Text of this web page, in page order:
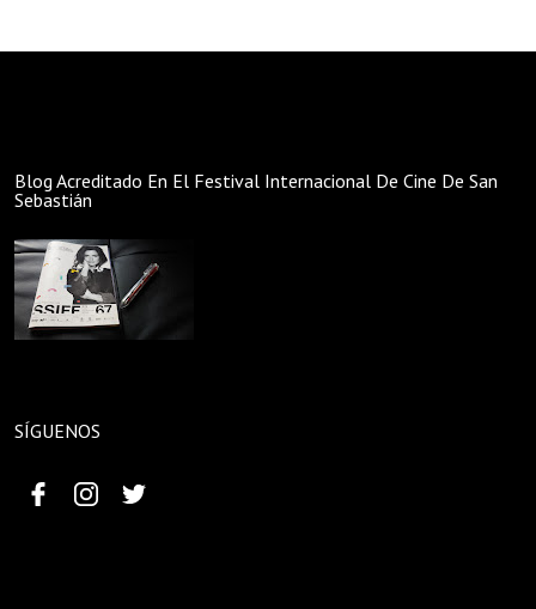
Blog Acreditado En El Festival Internacional De Cine De San
Sebastián
SÍGUENOS